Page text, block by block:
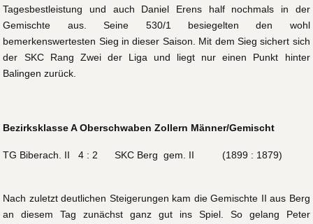
Tagesbestleistung und auch Daniel Erens half nochmals in der
Gemischte aus. Seine 530/1 besiegelten den wohl
bemerkenswertesten Sieg in dieser Saison. Mit dem Sieg sichert sich
der SKC Rang Zwei der Liga und liegt nur einen Punkt hinter
Balingen zurück.
Bezirksklasse A Oberschwaben Zollern Männer/Gemischt
TG Biberach. II 4 : 2 SKC Berg gem. II (1899 : 1879)
Nach zuletzt deutlichen Steigerungen kam die Gemischte II aus Berg
an diesem Tag zunächst ganz gut ins Spiel. So gelang Peter